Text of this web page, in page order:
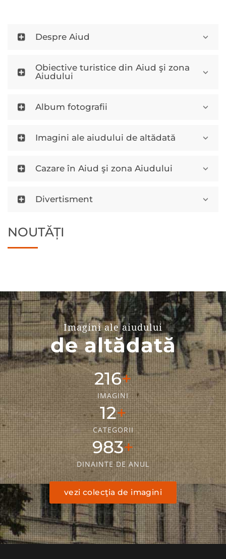
Despre Aiud
Obiective turistice din Aiud şi zona
Aiudului
Album fotografii
Imagini ale aiudului de altădată
Cazare în Aiud şi zona Aiudului
Divertisment
NOUTĂȚI
Imagini ale aiudului
de altădată
304
IMAGINI
18
CATEGORII
1436
DINAINTE DE ANUL
vezi colecţia de imagini